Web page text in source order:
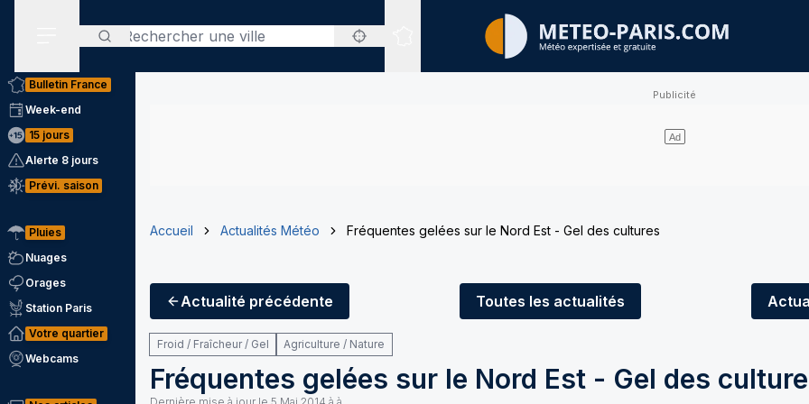
Rechercher
Sites expertisés
Bulletin France
Week-end
15 jours
Alerte 8 jours
Prévi. saison
Pluies
Nuages
Orages
Station Paris
Votre quartier
Webcams
Accueil Actualités Météo Fréquentes gelées sur le Nord Est - Gel des cultures
Actualité précédente Toutes les actualités
Froid / Fraîcheur / Gel Agriculture / Nature
Fréquentes gelées sur le Nord Est - Gel des